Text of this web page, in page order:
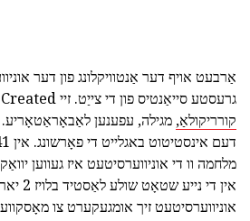
אַרבעט אויף דער אַנטוויקלונג פון דער
גרעסטע סייאַנטיס פון די צייַט. זיי Created דער ערשטער
קורריקולאַ, מגילה, עפענען
מלחמה וו די אוניווערסיטעט איז געווען